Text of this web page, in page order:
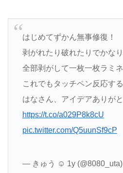
はじめてずかん無事修復！
剥がれたり破れたりでかな
全部剥がして一枚一枚ラミ
これでもタッチペン反応す
はなさん、アイデアありが
https://t.co/a029P8k8cU
pic.twitter.com/Q5uunSf9cP
— きゅう ☺︎ 1y (@8080_uta)